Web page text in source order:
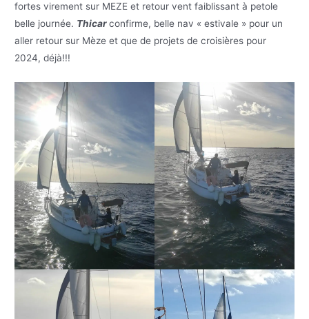
fortes virement sur MEZE et retour vent faiblissant à petole
belle journée. Thicarconfirme, belle nav « estivale » pour un
aller retour sur Mèze et que de projets de croisières pour
2024, déjà!!!